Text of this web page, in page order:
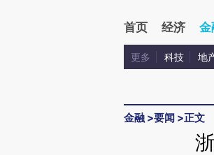
首页 经济 金
更多 科技 地
金融 >要闻 >正文